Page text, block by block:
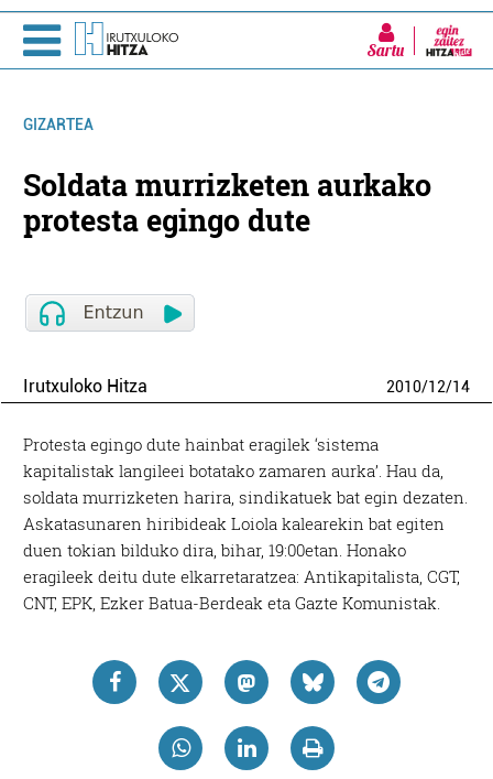
Sartu
GIZARTEA
Soldata murrizketen aurkako
protesta egingo dute
Irutxuloko Hitza 2010/12/14
Protesta egingo dute hainbat eragilek ‘sistema
kapitalistak langileei botatako zamaren aurka’. Hau da,
soldata murrizketen harira, sindikatuek bat egin dezaten.
Askatasunaren hiribideak Loiola kalearekin bat egiten
duen tokian bilduko dira, bihar, 19:00etan. Honako
eragileek deitu dute elkarretaratzea: Antikapitalista, CGT,
CNT, EPK, Ezker Batua-Berdeak eta Gazte Komunistak.